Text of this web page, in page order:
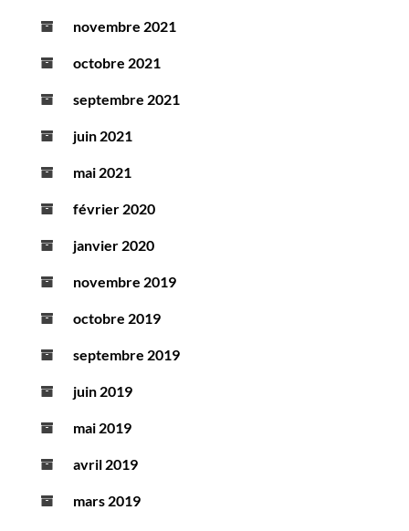
novembre 2021
octobre 2021
septembre 2021
juin 2021
mai 2021
février 2020
janvier 2020
novembre 2019
octobre 2019
septembre 2019
juin 2019
mai 2019
avril 2019
mars 2019